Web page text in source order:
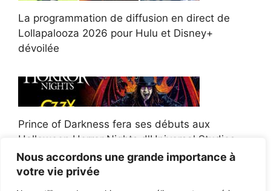
Nous accordons une grande importance à
votre vie privée
La programmation de diffusion en direct de
Lollapalooza 2026 pour Hulu et Disney+
dévoilée
Prince of Darkness fera ses débuts aux
Halloween Horror Nights d'Universal Studios